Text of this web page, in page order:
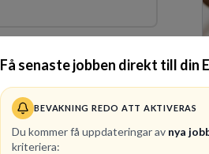
Få senaste jobben direkt till din
BEVAKNING REDO ATT AKTIVERAS
Du kommer få uppdateringar av nya
kriteriera: